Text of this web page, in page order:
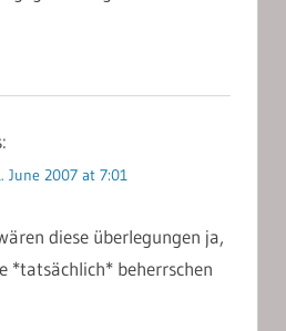
June 2007 at 7:01
diese überlegungen ja,
*tatsächlich* beherrschen